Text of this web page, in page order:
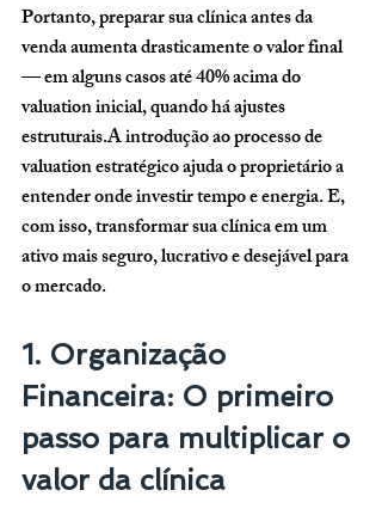
Portanto, preparar sua clínica antes da
venda aumenta drasticamente o valor final
— em alguns casos até 40% acima do
valuation inicial, quando há ajustes
estruturais.A introdução ao processo de
valuation estratégico ajuda o proprietário a
entender onde investir tempo e energia. E,
com isso, transformar sua clínica em um
ativo mais seguro, lucrativo e desejável para
o mercado.
1. Organização
Financeira: O primeiro
passo para multiplicar o
valor da clínica